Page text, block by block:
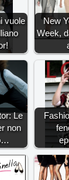
vuole
New
Week,
Le
non